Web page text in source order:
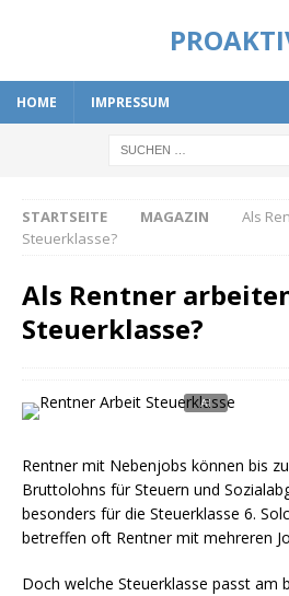
HOME IMPRESSUM
STARTSEITE MAGAZIN
Als
Steuerklasse?
Als Rentner
Steuerklasse?
Rentner mit Nebenjobs können bis
Bruttolohns für Steuern und
besonders für die Steuerklasse 6.
betreffen oft Rentner mit mehreren
Doch welche Steuerklasse passt am